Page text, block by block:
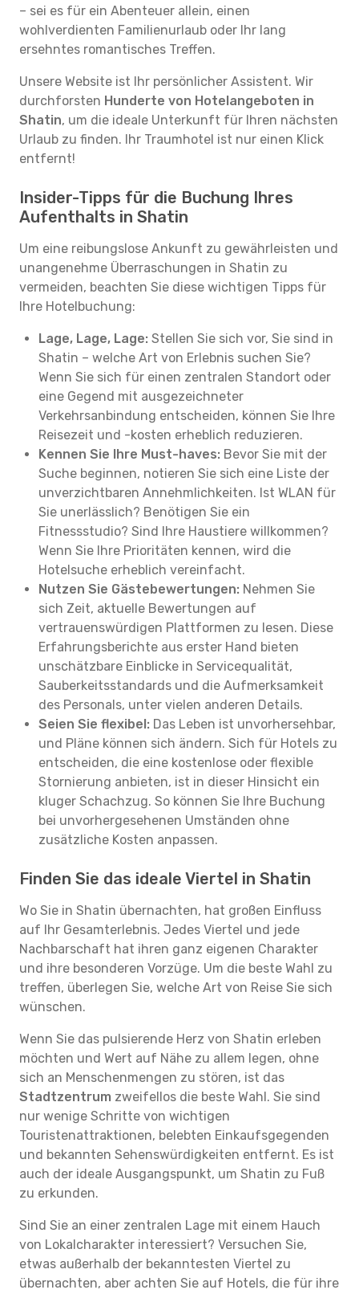
– sei es für ein Abenteuer allein, einen
wohlverdienten Familienurlaub oder Ihr lang
ersehntes romantisches Treffen.
Unsere Website ist Ihr persönlicher Assistent. Wir
durchforsten Hunderte von Hotelangeboten in
Shatin, um die ideale Unterkunft für Ihren nächsten
Urlaub zu finden. Ihr Traumhotel ist nur einen Klick
entfernt!
Insider-Tipps für die Buchung Ihres
Aufenthalts in Shatin
Um eine reibungslose Ankunft zu gewährleisten und
unangenehme Überraschungen in Shatin zu
vermeiden, beachten Sie diese wichtigen Tipps für
Ihre Hotelbuchung:
Lage, Lage, Lage: Stellen Sie sich vor, Sie sind in
Shatin – welche Art von Erlebnis suchen Sie?
Wenn Sie sich für einen zentralen Standort oder
eine Gegend mit ausgezeichneter
Verkehrsanbindung entscheiden, können Sie Ihre
Reisezeit und -kosten erheblich reduzieren.
Kennen Sie Ihre Must-haves: Bevor Sie mit der
Suche beginnen, notieren Sie sich eine Liste der
unverzichtbaren Annehmlichkeiten. Ist WLAN für
Sie unerlässlich? Benötigen Sie ein
Fitnessstudio? Sind Ihre Haustiere willkommen?
Wenn Sie Ihre Prioritäten kennen, wird die
Hotelsuche erheblich vereinfacht.
Nutzen Sie Gästebewertungen: Nehmen Sie
sich Zeit, aktuelle Bewertungen auf
vertrauenswürdigen Plattformen zu lesen. Diese
Erfahrungsberichte aus erster Hand bieten
unschätzbare Einblicke in Servicequalität,
Sauberkeitsstandards und die Aufmerksamkeit
des Personals, unter vielen anderen Details.
Seien Sie flexibel: Das Leben ist unvorhersehbar,
und Pläne können sich ändern. Sich für Hotels zu
entscheiden, die eine kostenlose oder flexible
Stornierung anbieten, ist in dieser Hinsicht ein
kluger Schachzug. So können Sie Ihre Buchung
bei unvorhergesehenen Umständen ohne
zusätzliche Kosten anpassen.
Finden Sie das ideale Viertel in Shatin
Wo Sie in Shatin übernachten, hat großen Einfluss
auf Ihr Gesamterlebnis. Jedes Viertel und jede
Nachbarschaft hat ihren ganz eigenen Charakter
und ihre besonderen Vorzüge. Um die beste Wahl zu
treffen, überlegen Sie, welche Art von Reise Sie sich
wünschen.
Wenn Sie das pulsierende Herz von Shatin erleben
möchten und Wert auf Nähe zu allem legen, ohne
sich an Menschenmengen zu stören, ist das
Stadtzentrum zweifellos die beste Wahl. Sie sind
nur wenige Schritte von wichtigen
Touristenattraktionen, belebten Einkaufsgegenden
und bekannten Sehenswürdigkeiten entfernt. Es ist
auch der ideale Ausgangspunkt, um Shatin zu Fuß
zu erkunden.
Sind Sie an einer zentralen Lage mit einem Hauch
von Lokalcharakter interessiert? Versuchen Sie,
etwas außerhalb der bekanntesten Viertel zu
übernachten, aber achten Sie auf Hotels, die für ihre